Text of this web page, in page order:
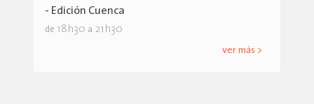
- Edición Cuenca
de 18h30 a 21h30
ver más >